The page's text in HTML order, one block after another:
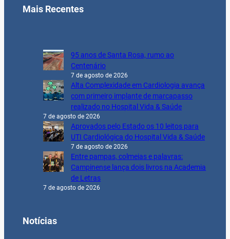
Mais Recentes
95 anos de Santa Rosa, rumo ao
Centenário
7 de agosto de 2026
Alta Complexidade em Cardiologia avança
com primeiro implante de marcapasso
realizado no Hospital Vida & Saúde
7 de agosto de 2026
Aprovados pelo Estado os 10 leitos para
UTI Cardiológica do Hospital Vida & Saúde
7 de agosto de 2026
Entre pampas, colmeias e palavras:
Campinense lança dois livros na Academia
de Letras
7 de agosto de 2026
Notícias